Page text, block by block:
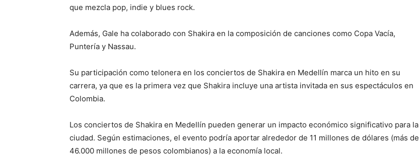
que mezcla pop, indie y blues rock.
Además, Gale ha colaborado con Shakira en la composición de canciones como Copa Vacía,
Puntería y Nassau.
Su participación como telonera en los conciertos de Shakira en Medellín marca un hito en su
carrera, ya que es la primera vez que Shakira incluye una artista invitada en sus espectáculos en
Colombia.
Los conciertos de Shakira en Medellín pueden generar un impacto económico significativo para la
ciudad. Según estimaciones, el evento podría aportar alrededor de 11 millones de dólares (más de
46.000 millones de pesos colombianos) a la economía local.